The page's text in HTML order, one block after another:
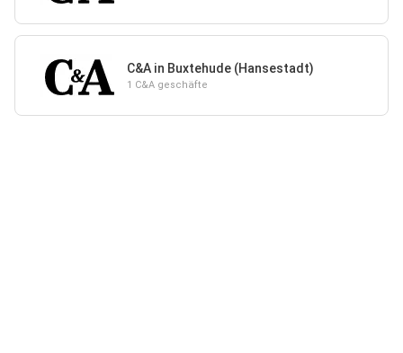
C&A in Buxtehude (Hansestadt)
1 C&A geschäfte